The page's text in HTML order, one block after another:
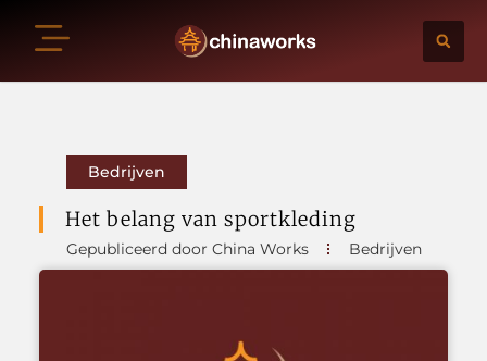
Bedrijven
Het belang van sportkleding
Gepubliceerd door China Works Bedrijven